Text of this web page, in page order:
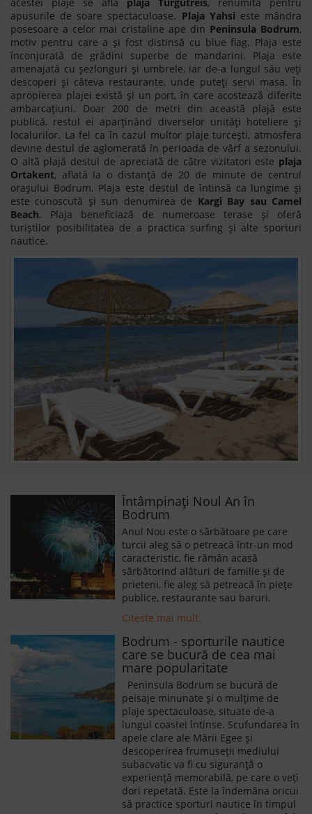
apusurile de soare spectaculoase. Plaja Yahsi este mândra
posesoare a celor mai cristaline ape din Peninsula Bodrum,
motiv pentru care a și fost distinsă cu blue flag. Plaja este
înconjurată de grădini superbe de mandarini. Plaja este
amenajată cu șezlonguri și umbrele, iar de-a lungul său veți
descoperi și câteva restaurante, unde puteți servi masa. În
apropierea plajei există și un port, în care acostează diferite
ambarcațiuni. Doar 200 de metri din această plajă este
publică, restul ei aparținând diverselor unități hoteliere și
localurilor. La fel ca în cazul multor plaje turcești, atmosfera
devine destul de aglomerată în perioada de vârf a sezonului.
O altă plajă destul de apreciată de către vizitatori este plaja
Ortakent, aflată la o distanță de 20 de minute de centrul
orașului Bodrum. Plaja este destul de întinsă ca lungime și
este cunoscută și sun denumirea de Kargi Bay sau Camel
Beach. Plaja beneficiază de numeroase terase și oferă
turiștilor posibilitatea de a practica surfing și alte sporturi
nautice.
Întâmpinați Noul An în
Bodrum
Anul Nou este o sărbătoare pe care
turcii aleg să o petreacă într-un mod
caracteristic, fie rămân acasă
sărbătorind alături de familie și de
prieteni, fie aleg să petreacă în piețe
publice, restaurante sau baruri.
Citeste mai mult.
Bodrum - sporturile nautice
care se bucură de cea mai
mare popularitate
Peninsula Bodrum se bucură de
peisaje minunate și o mulțime de
plaje spectaculoase, situate de-a
lungul coastei întinse. Scufundarea în
apele clare ale Mării Egee și
descoperirea frumuseții mediului
subacvatic va fi cu siguranță o
experiență memorabilă, pe care o veți
dori repetată. Este la îndemâna oricui
să practice sporturi nautice în timpul